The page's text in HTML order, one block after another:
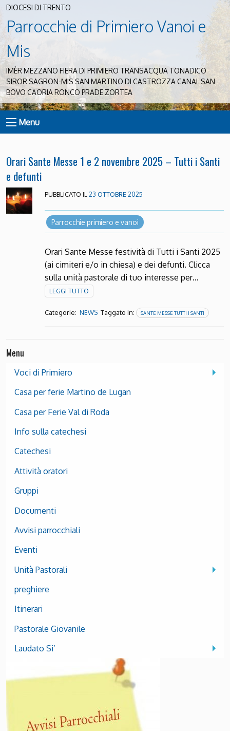
DIOCESI DI TRENTO
Parrocchie di Primiero Vanoi e
Mis
IMÈR MEZZANO FIERA DI PRIMIERO TRANSACQUA TONADICO
SIROR SAGRON-MIS SAN MARTINO DI CASTROZZA CANAL SAN
BOVO CAORIA RONCO PRADE ZORTEA
Menu
Orari Sante Messe 1 e 2 novembre 2025 – Tutti i Santi
e defunti
PUBBLICATO IL 23 OTTOBRE 2025
Parrocchie primiero e vanoi
Orari Sante Messe festività di Tutti i Santi 2025
(ai cimiteri e/o in chiesa) e dei defunti. Clicca
sulla unità pastorale di tuo interesse per…
LEGGI TUTTO
Categorie: NEWS Taggato in: SANTE MESSE TUTTI I SANTI
Menu
Voci di Primiero
Casa per ferie Martino de Lugan
Casa per Ferie Val di Roda
Info sulla catechesi
Catechesi
Attività oratori
Gruppi
Documenti
Avvisi parrocchiali
Eventi
Unità Pastorali
preghiere
Itinerari
Pastorale Giovanile
Laudato Si’